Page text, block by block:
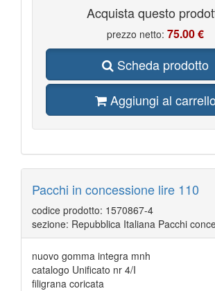
Acquista questo
prezzo netto: 75.00 €
Scheda prodotto
Aggiungi al carrello
Pacchi in concessione lire 110
codice prodotto: 1570867-4
sezione: Repubblica Italiana Pacchi
nuovo gomma integra mnh
catalogo Unificato nr 4/I
filigrana coricata